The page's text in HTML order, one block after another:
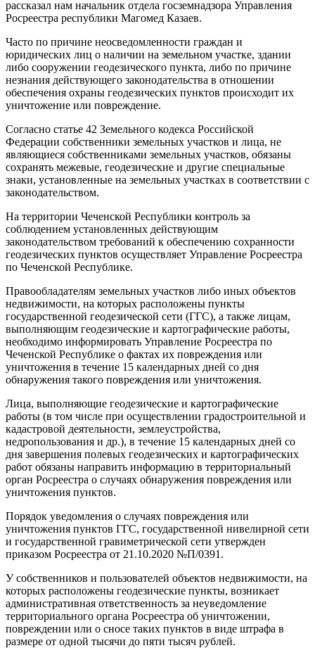
рассказал нам начальник отдела госземнадзора Управления
Росреестра республики Магомед Казаев.
Часто по причине неосведомленности граждан и
юридических лиц о наличии на земельном участке, здании
либо сооружении геодезического пункта, либо по причине
незнания действующего законодательства в отношении
обеспечения охраны геодезических пунктов происходит их
уничтожение или повреждение.
Согласно статье 42 Земельного кодекса Российской
Федерации собственники земельных участков и лица, не
являющиеся собственниками земельных участков, обязаны
сохранять межевые, геодезические и другие специальные
знаки, установленные на земельных участках в соответствии с
законодательством.
На территории Чеченской Республики контроль за
соблюдением установленных действующим
законодательством требований к обеспечению сохранности
геодезических пунктов осуществляет Управление Росреестра
по Чеченской Республике.
Правообладателям земельных участков либо иных объектов
недвижимости, на которых расположены пункты
государственной геодезической сети (ГГС), а также лицам,
выполняющим геодезические и картографические работы,
необходимо информировать Управление Росреестра по
Чеченской Республике о фактах их повреждения или
уничтожения в течение 15 календарных дней со дня
обнаружения такого повреждения или уничтожения.
Лица, выполняющие геодезические и картографические
работы (в том числе при осуществлении градостроительной и
кадастровой деятельности, землеустройства,
недропользования и др.), в течение 15 календарных дней со
дня завершения полевых геодезических и картографических
работ обязаны направить информацию в территориальный
орган Росреестра о случаях обнаружения повреждения или
уничтожения пунктов.
Порядок уведомления о случаях повреждения или
уничтожения пунктов ГГС, государственной нивелирной сети
и государственной гравиметрической сети утвержден
приказом Росреестра от 21.10.2020 №П/0391.
У собственников и пользователей объектов недвижимости, на
которых расположены геодезические пункты, возникает
административная ответственность за неуведомление
территориального органа Росреестра об уничтожении,
повреждении или о сносе таких пунктов в виде штрафа в
размере от одной тысячи до пяти тысяч рублей.